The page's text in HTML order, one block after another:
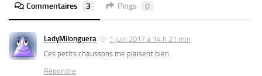
Commentaires 3 Pings 0
LadyMilonguera
1 juin 2017 à 14 h 21 min
Ces petits chaussons me plaisent bien.
Répondre